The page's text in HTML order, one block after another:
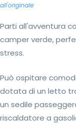
all'originale
Parti all'avventura
camper verde,
stress.
Può ospitare
dotata di un letto
un sedile
riscaldatore a